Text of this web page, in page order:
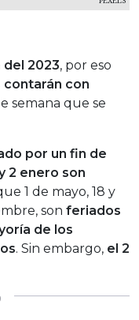
del 2023, por eso
contarán con
semana que se
por un fin de
2 enero son
1 de mayo, 18 y
son feriados
de los
. Sin embargo, el 2